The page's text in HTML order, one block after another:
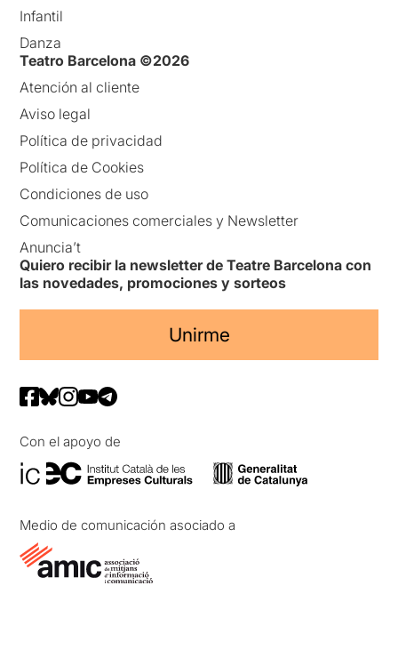
Infantil
Danza
Teatro Barcelona ©2026
Atención al cliente
Aviso legal
Política de privacidad
Política de Cookies
Condiciones de uso
Comunicaciones comerciales y Newsletter
Anuncia’t
Quiero recibir la newsletter de Teatre Barcelona con
las novedades, promociones y sorteos
Unirme
Con el apoyo de
Medio de comunicación asociado a